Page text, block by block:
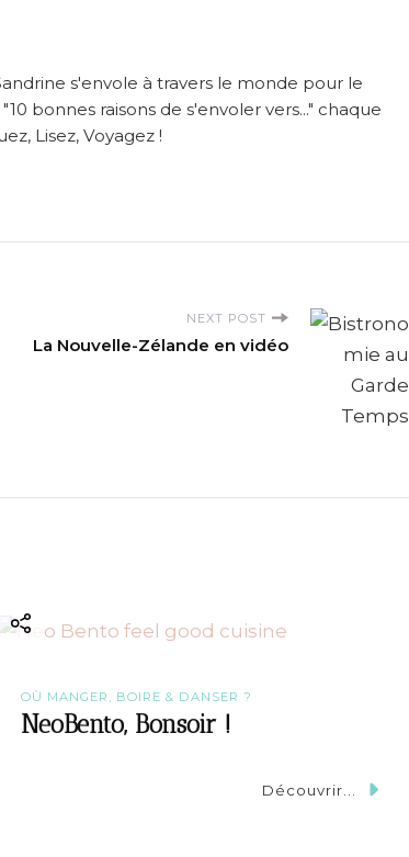
s'envole à travers le monde pour le
bonnes raisons de s'envoler vers..." chaque
Lisez, Voyagez !
NEXT POST
La Nouvelle-Zélande en vidéo
OÙ MANGER, BOIRE & DANSER ?
NeoBento, Bonsoir !
Découvrir...